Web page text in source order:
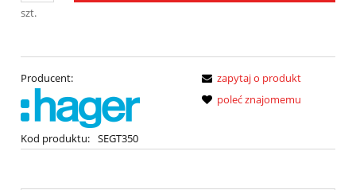
szt.
Producent:
Kod produktu: SEGT350
zapytaj o produkt
poleć znajomemu